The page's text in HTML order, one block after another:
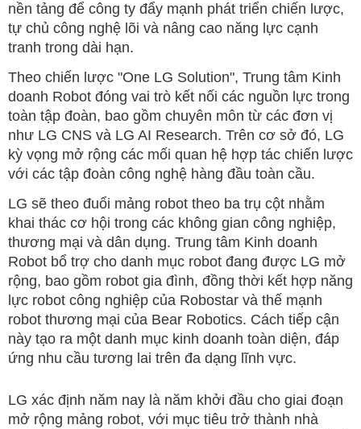
nền tảng để công ty đẩy mạnh phát triển chiến lược,
tự chủ công nghệ lõi và nâng cao năng lực cạnh
tranh trong dài hạn.
Theo chiến lược "One LG Solution", Trung tâm Kinh
doanh Robot đóng vai trò kết nối các nguồn lực trong
toàn tập đoàn, bao gồm chuyên môn từ các đơn vị
như LG CNS và LG AI Research. Trên cơ sở đó, LG
kỳ vọng mở rộng các mối quan hệ hợp tác chiến lược
với các tập đoàn công nghệ hàng đầu toàn cầu.
LG sẽ theo đuổi mảng robot theo ba trụ cột nhằm
khai thác cơ hội trong các không gian công nghiệp,
thương mại và dân dụng. Trung tâm Kinh doanh
Robot bổ trợ cho danh mục robot đang được LG mở
rộng, bao gồm robot gia đình, đồng thời kết hợp năng
lực robot công nghiệp của Robostar và thế mạnh
robot thương mại của Bear Robotics. Cách tiếp cận
này tạo ra một danh mục kinh doanh toàn diện, đáp
ứng nhu cầu tương lai trên đa dạng lĩnh vực.
LG xác định năm nay là năm khởi đầu cho giai đoạn
mở rộng mảng robot, với mục tiêu trở thành nhà